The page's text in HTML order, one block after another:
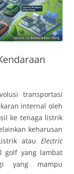
transportasi
internal oleh
ke tenaga listrik
keharusan
atau Electric
golf yang lambat
yang mampu